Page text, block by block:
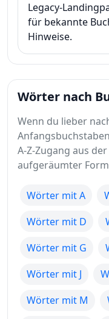
Legacy-
für bekannte
Hinweise.
Wörter nach
Wenn du lieber
A-Z-Zugang aus
aufgeräumter
Wörter mit A
Wörter mit D
Wörter mit G
Wörter mit J
Wörter mit M